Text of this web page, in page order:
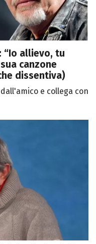
“Io allievo, tu
canzone
dissentiva)
e collega con